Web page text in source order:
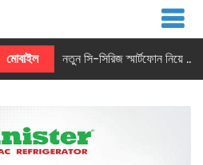
মোবাইল নতুন সি-সিরিজ স্মার্টফোন নিয়ে আসছে রিয়েলমি